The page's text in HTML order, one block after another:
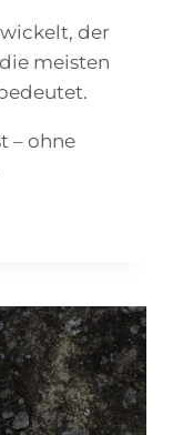
der
meisten
– ohne